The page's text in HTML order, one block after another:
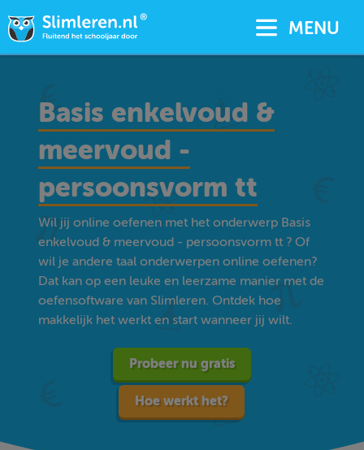
MENU
Basis enkelvoud &
meervoud -
persoonsvorm tt
Wil jij online oefenen met het onderwerp Basis
enkelvoud & meervoud - persoonsvorm tt ? Of
wil je andere taal onderwerpen online oefenen?
Dat kan op een leuke en leerzame manier met de
oefensoftware van Slimleren. Ontdek hoe
makkelijk het werkt en start wanneer jij wilt.
Probeer nu gratis
Hoe werkt het?